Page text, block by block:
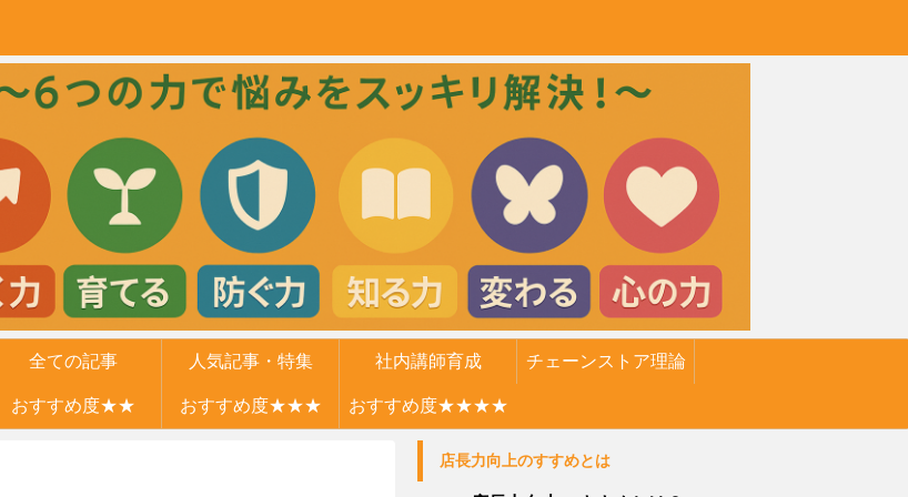
全ての記事 人気記事・特集 社内講師育成 チェーンストア理論
おすすめ度★★ おすすめ度★★★ おすすめ度★★★★
店長力向上のすすめとは